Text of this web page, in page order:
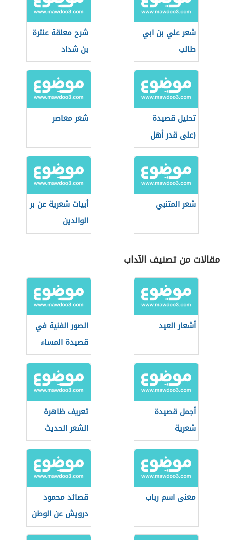
شعر علي بن ابي
طالب
شرح معلقة عنترة
بن شداد
تحليل قصيدة
(على قدر أهل
العزم)
شعر معاصر
شعر المتنبي
أبيات شعرية عن بر
الوالدين
مقالات من تصنيف الآداب
أشعار العيد
الصور الفنية في
قصيدة المساء
أجمل قصيدة
شعرية
تعريف ظاهرة
الشعر الحديث
معنى اسم رباب
قصائد محمود
درويش عن الوطن